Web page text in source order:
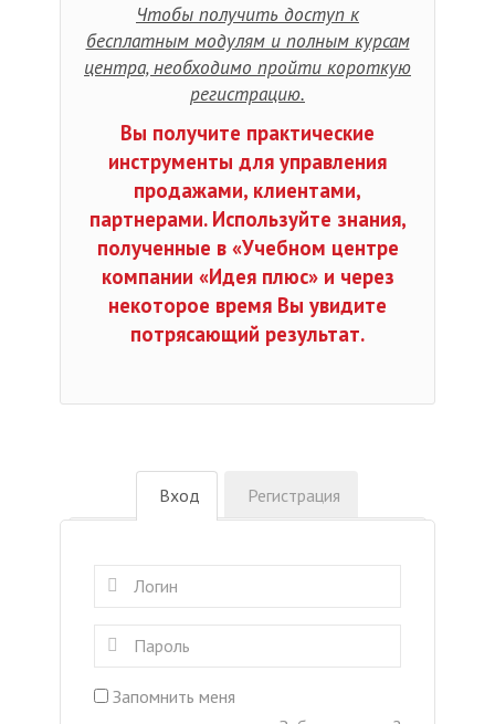
Чтобы получить доступ к
бесплатным модулям и полным курсам
центра, необходимо пройти короткую
регистрацию.
Вы получите практические
инструменты для управления
продажами, клиентами,
партнерами. Используйте знания,
полученные в «Учебном центре
компании «Идея плюс» и через
некоторое время Вы увидите
потрясающий результат.
Вход Регистрация
Запомнить меня